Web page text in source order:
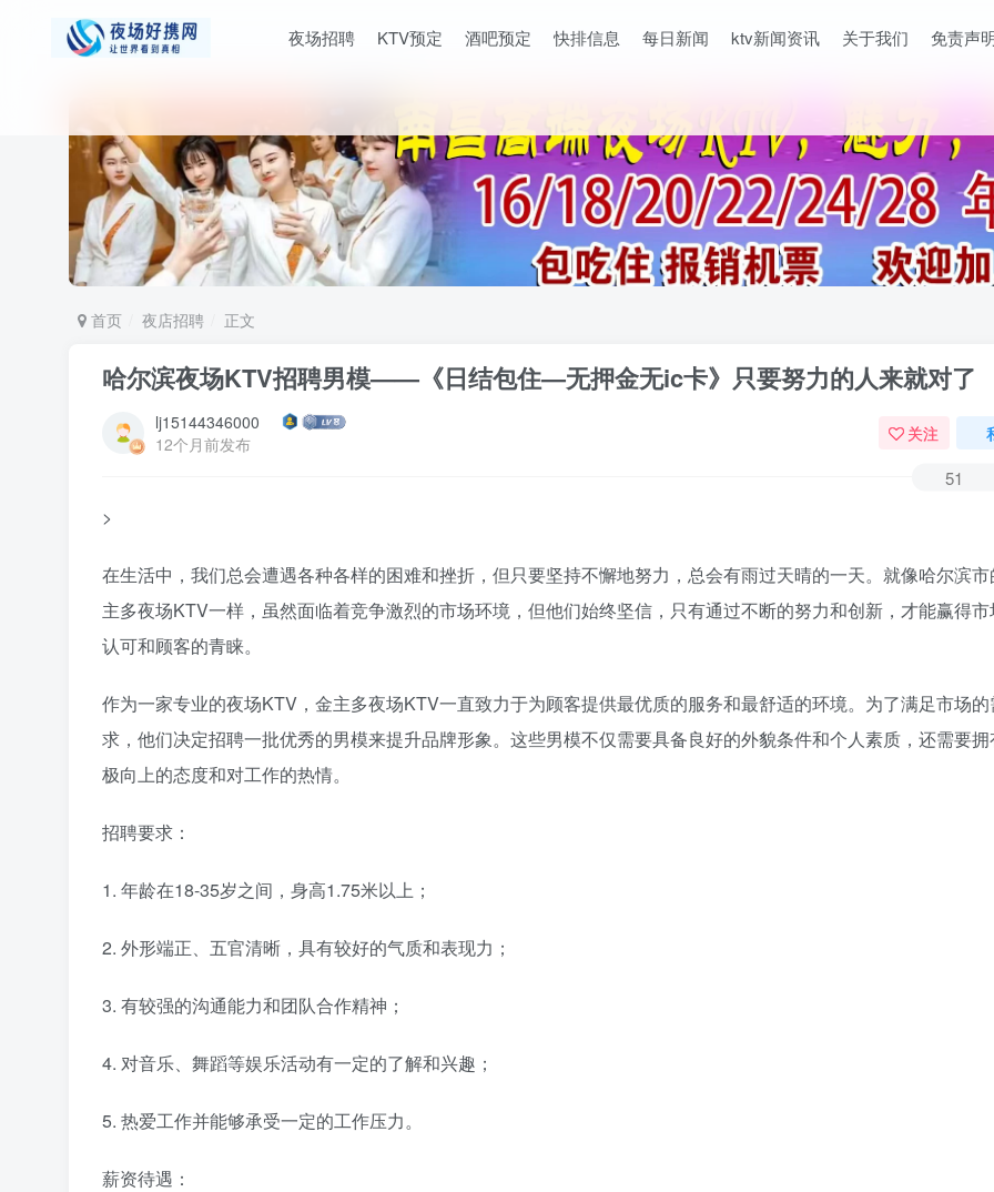
夜场招聘 KTV预定 酒吧预定 快排信息 每日新闻 ktv新闻资讯 关于我们 免责声
首页 夜店招聘 正文
哈尔滨夜场KTV招聘男模——《日结包住—无押金无ic卡》只要努力的人来就对了
lj15144346000
12个月前发布
关注
51
>
在生活中，我们总会遭遇各种各样的困难和挫折，但只要坚持不懈地努力，总会有雨过天晴的一天。就像哈尔滨市
主多夜场KTV一样，虽然面临着竞争激烈的市场环境，但他们始终坚信，只有通过不断的努力和创新，才能赢得市
认可和顾客的青睐。
作为一家专业的夜场KTV，金主多夜场KTV一直致力于为顾客提供最优质的服务和最舒适的环境。为了满足市场的
求，他们决定招聘一批优秀的男模来提升品牌形象。这些男模不仅需要具备良好的外貌条件和个人素质，还需要拥
极向上的态度和对工作的热情。
招聘要求：
1. 年龄在18-35岁之间，身高1.75米以上；
2. 外形端正、五官清晰，具有较好的气质和表现力；
3. 有较强的沟通能力和团队合作精神；
4. 对音乐、舞蹈等娱乐活动有一定的了解和兴趣；
5. 热爱工作并能够承受一定的工作压力。
薪资待遇：